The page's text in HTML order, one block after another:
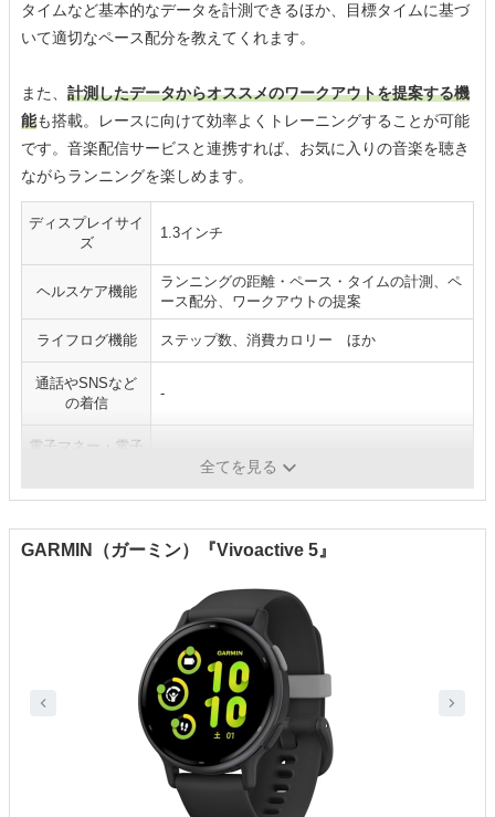
タイムなど基本的なデータを計測できるほか、目標タイムに基づ
いて適切なペース配分を教えてくれます。
また、 計測したデータからオススメのワークアウトを提案する機
能も搭載。レースに向けて効率よくトレーニングすることが可能
です。音楽配信サービスと連携すれば、お気に入りの音楽を聴き
ながらランニングを楽しめます。
ディスプレイサイ
ズ
1.3インチ
ヘルスケア機能
ランニングの距離・ペース・タイムの計測、ペ
ース配分、ワークアウトの提案
ライフログ機能 ステップ数、消費カロリー ほか
通話やSNSなど
の着信
-
電子マネー・電子
Suica、Gamin Pay
全てを見る
GARMIN（ガーミン）『Vivoactive 5』